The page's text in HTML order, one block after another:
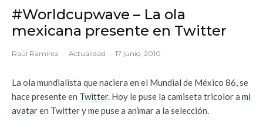
#Worldcupwave – La ola
mexicana presente en Twitter
Raúl Ramírez · Actualidad · 17 junio, 2010
La ola mundialista que naciera en el Mundial de México 86, se
hace presente en Twitter. Hoy le puse la camiseta tricolor a mi
avataren Twitter y me puse a animar a la selección.